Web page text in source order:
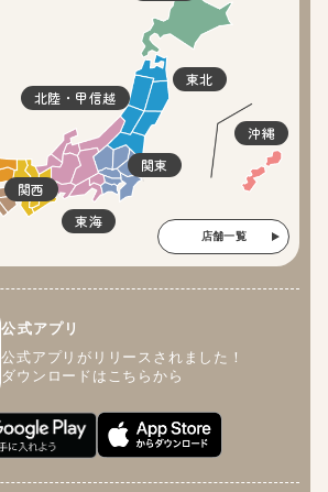
東北
関東
北陸・甲信越
東海
関西
沖縄
店舗一覧
公式アプリ
公式アプリがリリースされました！
ダウンロードはこちらから